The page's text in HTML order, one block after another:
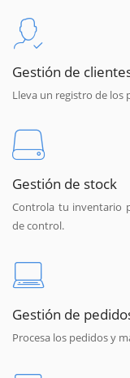
Gestión de
Lleva un registro de los
Gestión de stock
Controla tu inventario
de control.
Gestión de
Procesa los pedidos y